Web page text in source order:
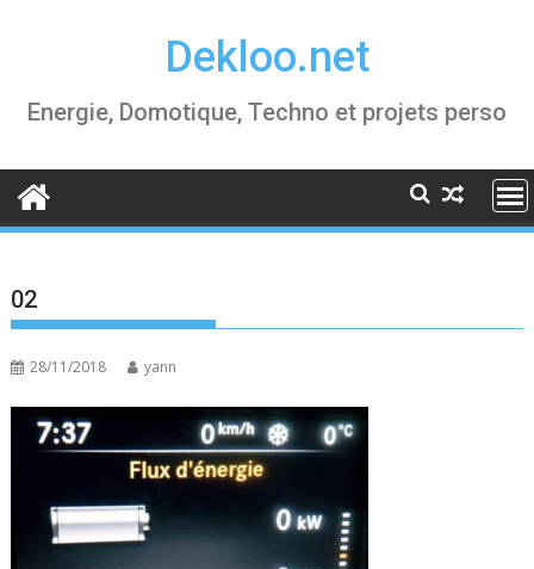
Dekloo.net
Energie, Domotique, Techno et projets perso
02
28/11/2018 yann